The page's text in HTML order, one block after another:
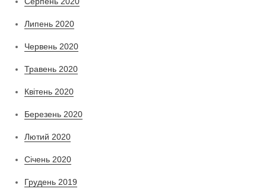
Липень 2020
Червень 2020
Травень 2020
Квітень 2020
Березень 2020
Лютий 2020
Січень 2020
Грудень 2019